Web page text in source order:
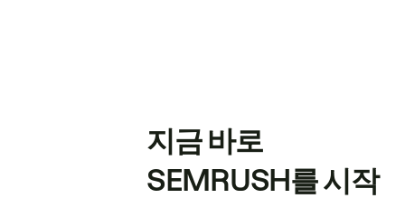
지금 바로
SEMRUSH를 시작